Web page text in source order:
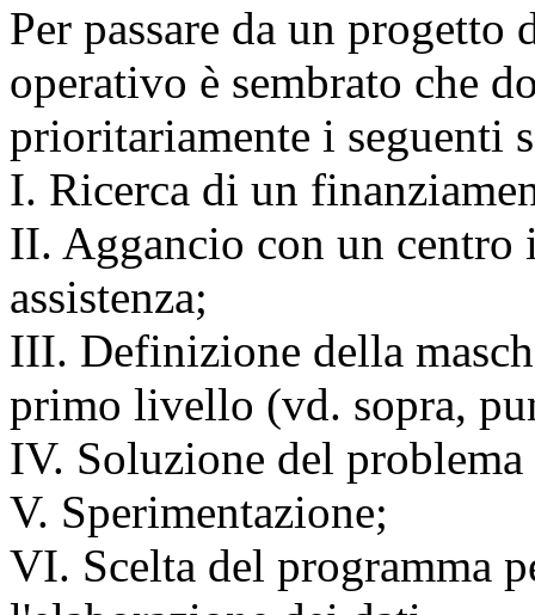
Per passare da un progetto
operativo è sembrato che
prioritariamente i seguenti
I. Ricerca di un
II. Aggancio con un
assistenza;
III. Definizione della
primo livello (vd. sopra,
IV. Soluzione del
V. Sperimentazione;
VI. Scelta del programma